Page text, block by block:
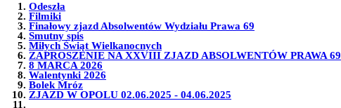
Odeszła
Filmiki
Finałowy zjazd Absolwentów Wydziału Prawa 69
Smutny spis
Miłych Świąt Wielkanocnych
ZAPROSZENIE NA XXVIII ZJAZD ABSOLWENTÓW PRAWA 69
8 MARCA 2026
Walentynki 2026
Bolek Mróz
ZJAZD W OPOLU 02.06.2025 - 04.06.2025